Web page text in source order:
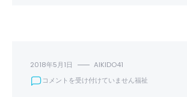
内
は
2018年5月1日
AIKIDO41
介
コメントを受け付けていません福祉